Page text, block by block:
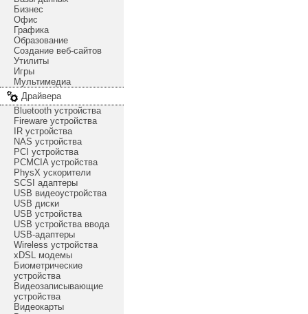
Бизнес
Офис
Графика
Образование
Создание веб-сайтов
Утилиты
Игры
Мультимедиа
Драйвера
Bluetooth устройства
Fireware устройства
IR устройства
NAS устройства
PCI устройства
PCMCIA устройства
PhysX ускорители
SCSI адаптеры
USB видеоустройства
USB диски
USB устройства
USB устройства ввода
USB-адаптеры
Wireless устройства
xDSL модемы
Биометрические
устройства
Видеозаписывающие
устройства
Видеокарты